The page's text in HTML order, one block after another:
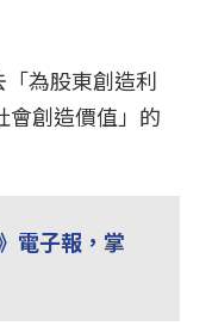
「為股東創造利
會創造價值」的
電子報，掌